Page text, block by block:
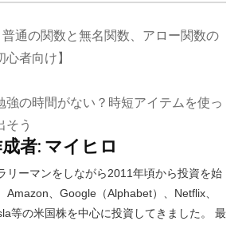
普通の関数と無名関数、アロー関数の
者向け】
強の時間がない？時短アイテムを使っ
そう
者: マイヒロ
リーマンをしながら2011年頃から投資を始
Amazon、Google（Alphabet）、Netflix、
等の米国株を中心に投資してきました。 最